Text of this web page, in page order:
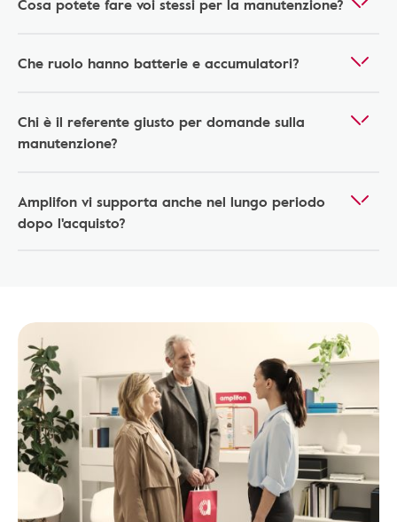
Cosa potete fare voi stessi per la manutenzione?
Che ruolo hanno batterie e accumulatori?
Chi è il referente giusto per domande sulla
manutenzione?
Amplifon vi supporta anche nel lungo periodo
dopo l'acquisto?